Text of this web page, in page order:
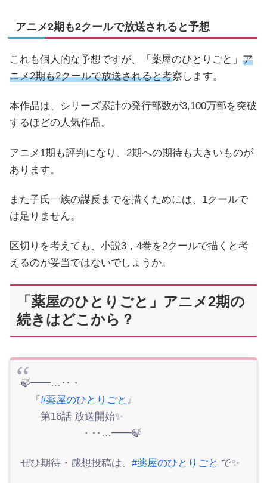
アニメ2期も2クールで放送されると予想
これも個人的な予想ですが、「薬屋のひとりごと」 ア
ニメ2期も2クールで放送されると考察します。
本作品は、シリーズ累計の発行部数が3,100万部を突破
するほどの人気作品。
アニメ1期も評判になり、2期への期待も大きいものが
あります。
また子氏一族の謀反までを描くためには、1クールで
は足りません。
区切りを考えても、小説3，4巻を2クールで描くと考
えるのが妥当ではないでしょうか。
「薬屋のひとりごと」アニメ2期の
続きはどこから？
🍃━━…‥・
『 #薬屋のひとりごと 』
第16話 放送開始✨
・‥…━━🍃
ぜひ期待・感想投稿は、 #薬屋のひとりごと で✨